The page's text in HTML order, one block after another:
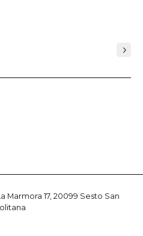
Marmora 17, 20099 Sesto San